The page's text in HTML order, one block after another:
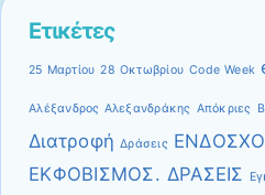
Ετικέτες
25 Μαρτίου 28 Οκτωβρίου Code Week
Αλέξανδρος Αλεξανδράκης Απόκριες
Διατροφή Δράσεις
ΕΚΦΟΒΙΣΜΟΣ. ΔΡΑΣΕΙΣ